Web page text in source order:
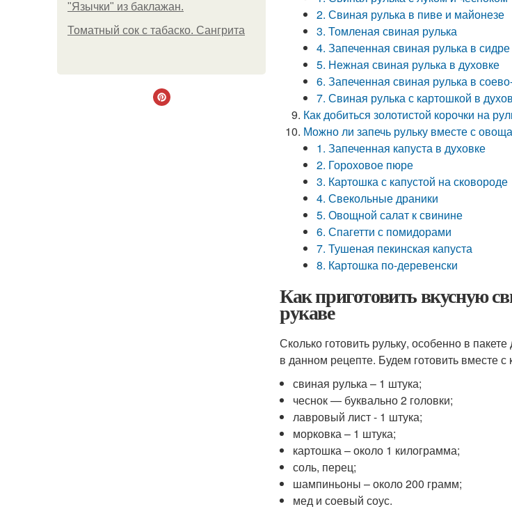
"Язычки" из баклажан.
Томатный сок с табаско. Сангрита
2. Свиная рулька в пиве и майонезе
3. Томленая свиная рулька
4. Запеченная свиная рулька в сидре
5. Нежная свиная рулька в духовке
6. Запеченная свиная рулька в
7. Свиная рулька с картошкой в
Как добиться золотистой корочки на
Можно ли запечь рульку вместе с
1. Запеченная капуста в духовке
2. Гороховое пюре
3. Картошка с капустой на сковороде
4. Свекольные драники
5. Овощной салат к свинине
6. Спагетти с помидорами
7. Тушеная пекинская капуста
8. Картошка по-деревенски
Как приготовить вкусную
рукаве
Сколько готовить рульку, особенно в
в данном рецепте. Будем готовить вместе
свиная рулька – 1 штука;
чеснок — буквально 2 головки;
лавровый лист - 1 штука;
морковка – 1 штука;
картошка – около 1 килограмма;
соль, перец;
шампиньоны – около 200 грамм;
мед и соевый соус.